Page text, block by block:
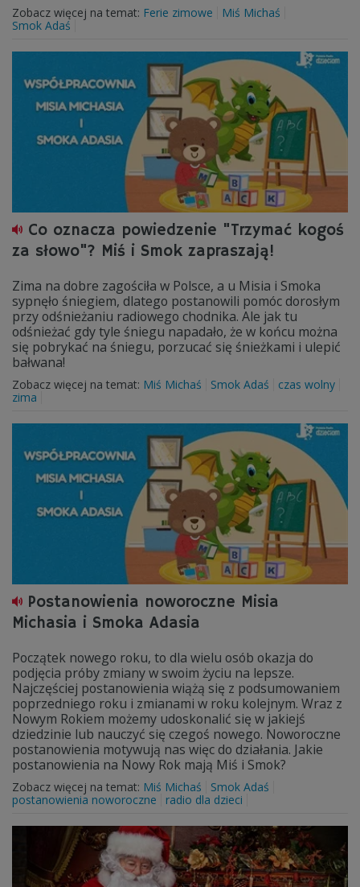
Zobacz więcej na temat: Ferie zimowe
Miś Michaś
Smok Adaś
Co oznacza powiedzenie "Trzymać kogoś
za słowo"? Miś i Smok zapraszają!
Zima na dobre zagościła w Polsce, a u Misia i Smoka
sypnęło śniegiem, dlatego postanowili pomóc dorosłym
przy odśnieżaniu radiowego chodnika. Ale jak tu
odśnieżać gdy tyle śniegu napadało, że w końcu można
się pobrykać na śniegu, porzucać się śnieżkami i ulepić
bałwana!
Zobacz więcej na temat: Miś Michaś Smok Adaś
czas wolny
zima
Postanowienia noworoczne Misia
Michasia i Smoka Adasia
Początek nowego roku, to dla wielu osób okazja do
podjęcia próby zmiany w swoim życiu na lepsze.
Najczęściej postanowienia wiążą się z podsumowaniem
poprzedniego roku i zmianami w roku kolejnym. Wraz z
Nowym Rokiem możemy udoskonalić się w jakiejś
dziedzinie lub nauczyć się czegoś nowego. Noworoczne
postanowienia motywują nas więc do działania. Jakie
postanowienia na Nowy Rok mają Miś i Smok?
Zobacz więcej na temat: Miś Michaś
Smok Adaś
postanowienia noworoczne
radio dla dzieci